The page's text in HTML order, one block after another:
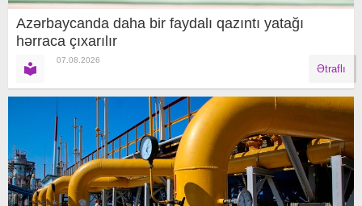
Azərbaycanda daha bir faydalı qazıntı yatağı
hərraca çıxarılır
07.08.2026
Ətraflı